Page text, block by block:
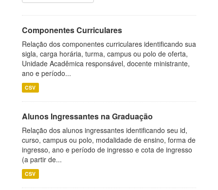
Componentes Curriculares
Relação dos componentes curriculares identificando sua
sigla, carga horária, turma, campus ou polo de oferta,
Unidade Acadêmica responsável, docente ministrante,
ano e período...
CSV
Alunos Ingressantes na Graduação
Relação dos alunos ingressantes identificando seu id,
curso, campus ou polo, modalidade de ensino, forma de
ingresso, ano e período de ingresso e cota de ingresso
(a partir de...
CSV